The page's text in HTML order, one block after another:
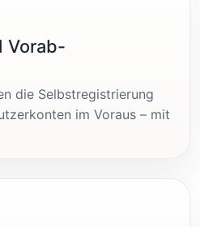
Vorab-
die Selbstregistrierung
im Voraus – mit